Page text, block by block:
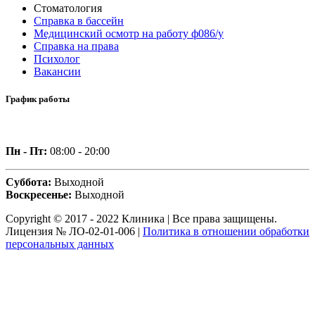
Стоматология
Справка в бассейн
Медицинский осмотр на работу ф086/у
Справка на права
Психолог
Вакансии
График работы
Пн - Пт: 08:00 - 20:00
Суббота: Выходной
Воскресенье: Выходной
Copyright © 2017 - 2022 Клиника | Все права защищены.
Лицензия № ЛО-02-01-006 | Политика в отношении обработки
персональных данных